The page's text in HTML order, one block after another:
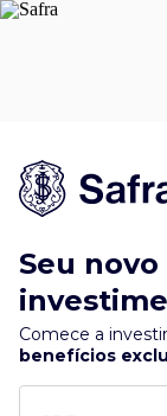
Seu
Comece a
benefícios